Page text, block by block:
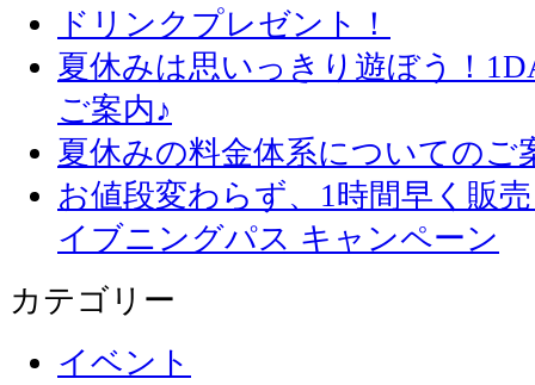
ドリンクプレゼント！
夏休みは思いっきり遊ぼう！
ご案内♪
夏休みの料金体系についてのご
お値段変わらず、1
イブニングパス キャンペーン
カテゴリー
イベント